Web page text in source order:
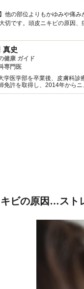
他の部位よりもかゆみや痛
切です。頭皮ニキビの原因
真史
健康 ガイド
専門医
学医学部を卒業後、皮膚科診
免許を取得し、2014年から
助教。2018年7月1日、池袋
ビの原因…スト